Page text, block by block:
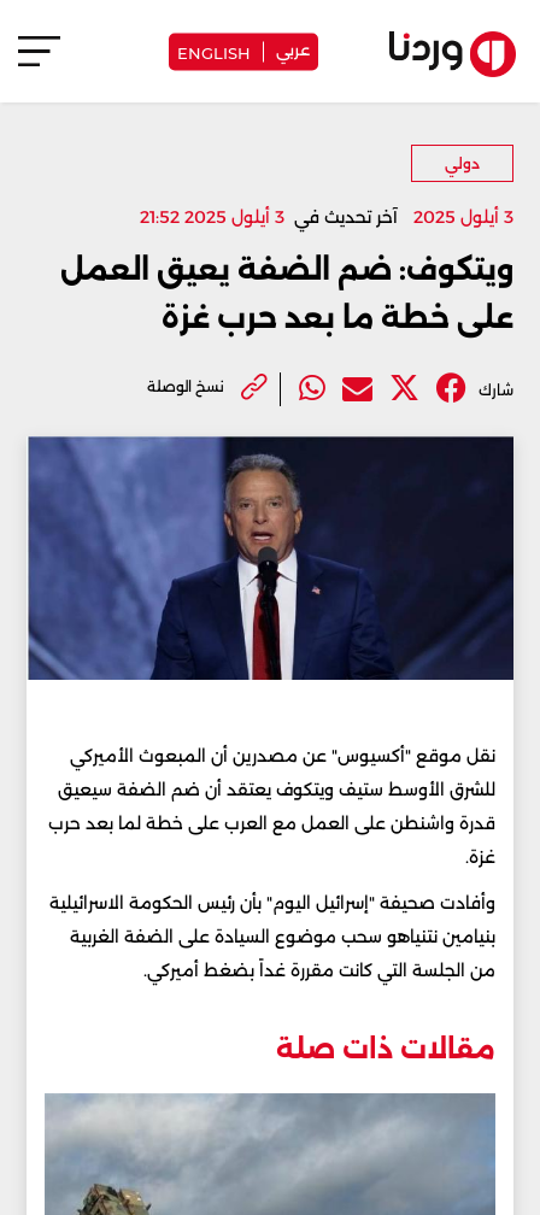
عربي ENGLISH
دولي
3 أيلول 2025 آخر تحديث في 3 أيلول 2025 21:52
ويتكوف: ضم الضفة يعيق العمل
على خطة ما بعد حرب غزة
شارك نسخ الوصلة
نقل موقع "أكسيوس" عن مصدرين أن المبعوث الأميركي
للشرق ‏الأوسط ستيف ويتكوف يعتقد أن ضم الضفة سيعيق
قدرة واشنطن على ‏العمل مع العرب على خطة لما بعد حرب
غزة. ‏
وأفادت صحيفة "إسرائيل اليوم" بأن رئيس الحكومة الاسرائيلية
بنيامين ‏نتنياهو سحب موضوع السيادة على الضفة الغربية
من الجلسة التي كانت ‏مقررة غداً بضغط أميركي. ‏
مقالات ذات صلة